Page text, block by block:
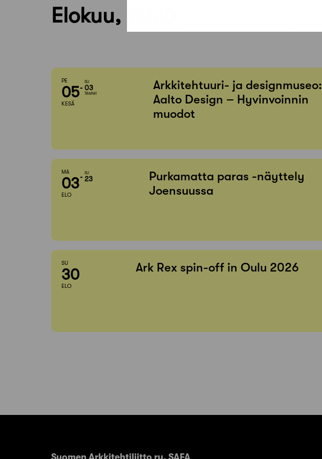
Elokuu, 2026
PE
05
KESÄ
SU
03
TAMMI
Arkkitehtuuri- ja designmuseo:
Aalto Design – Hyvinvoinnin
muodot
MA
03
ELO
SU
23
Purkamatta paras -näyttely
Joensuussa
SU
30
ELO
Ark Rex spin-off in Oulu 2026
Suomen Arkkitehtiliitto ry. SAFA